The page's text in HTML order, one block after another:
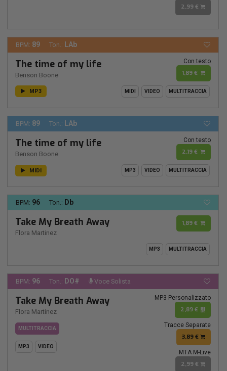
2,99 €
BPM: 89 Ton.: LAb
The time of my life
Benson Boone
Con testo
1,89 €
MP3 MIDI VIDEO MULTITRACCIA
BPM: 89 Ton.: LAb
The time of my life
Benson Boone
Con testo
2,19 €
MIDI MP3 VIDEO MULTITRACCIA
BPM: 96 Ton.: Db
Take My Breath Away
Flora Martinez
1,89 €
MP3 MULTITRACCIA
BPM: 96 Ton.: DO# Voce Solista
Take My Breath Away
Flora Martinez
MULTITRACCIA
MP3 VIDEO
MP3 Personalizzato
2,89 €
Tracce Separate
3,89 €
MTA M-Live
2,99 €